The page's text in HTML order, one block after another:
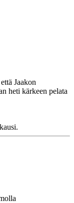
Jaakon
heti kärkeen pelata